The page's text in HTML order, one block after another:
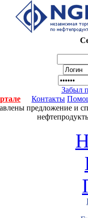
Забыл
Контакты
предложение и